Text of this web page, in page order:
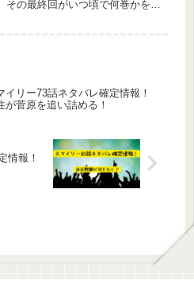
その最終回がいつ頃で何巻かを検
イリー73話ネタバレ確定情報！
が菅原を追い詰める！
情報！